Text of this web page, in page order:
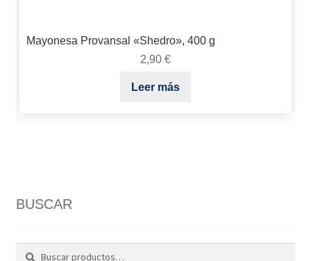
Mayonesa Provansal «Shedro», 400 g
2,90 €
Leer más
BUSCAR
Buscar
Buscar